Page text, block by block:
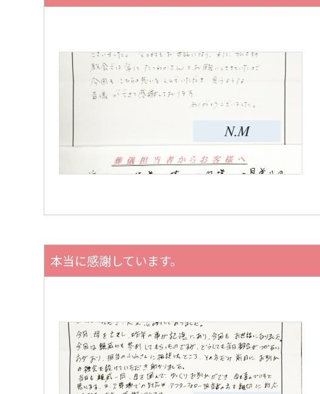
本当に感謝しています。